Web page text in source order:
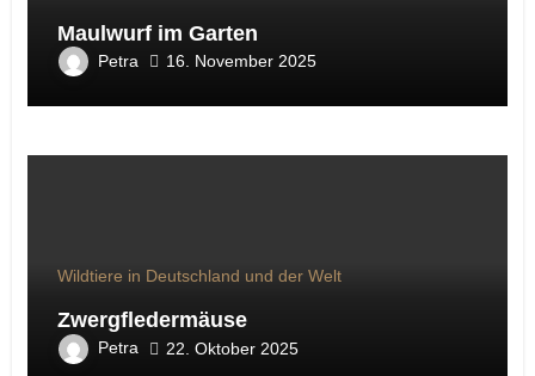
Maulwurf im Garten
Petra 16. November 2025
Wildtiere in Deutschland und der Welt
Zwergfledermäuse
Petra 22. Oktober 2025